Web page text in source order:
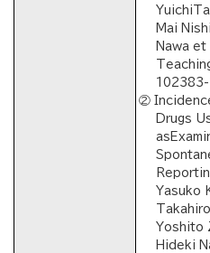
Mai
Nawa et
②
Drugs
Yasuko
Yoshito
Hideki